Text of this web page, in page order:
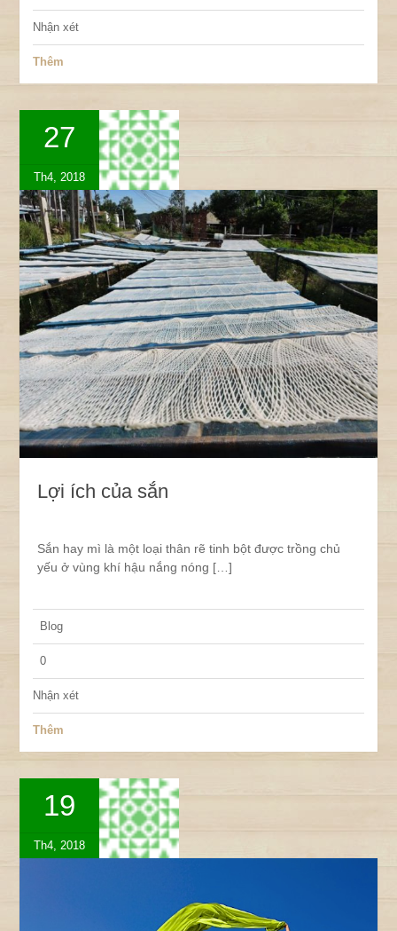
Nhận xét
Thêm
27
Th4, 2018
Lợi ích của sắn
Sắn hay mì là một loại thân rẽ tinh bột được trồng chủ
yếu ở vùng khí hậu nắng nóng […]
Blog
0
Nhận xét
Thêm
19
Th4, 2018